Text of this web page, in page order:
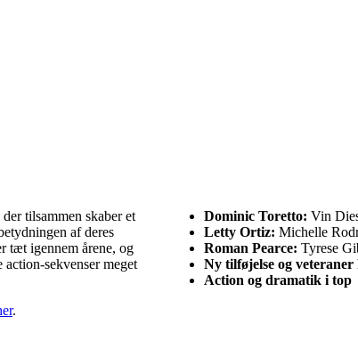
tilsammen skaber et
af deres
tæt igennem årene, og
sekvenser meget
.
Dominic Toretto: Vin
Letty Ortiz: Michelle
Roman Pearce: Tyrese
Ny tilføjelse og
Action og dramatik i top